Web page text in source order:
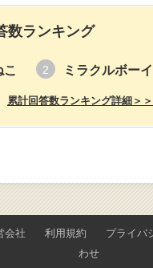
数ランキング
2 ミラクルボーイ
累計回答数ランキング詳細＞＞
会社 利用規約 プライバ
わせ